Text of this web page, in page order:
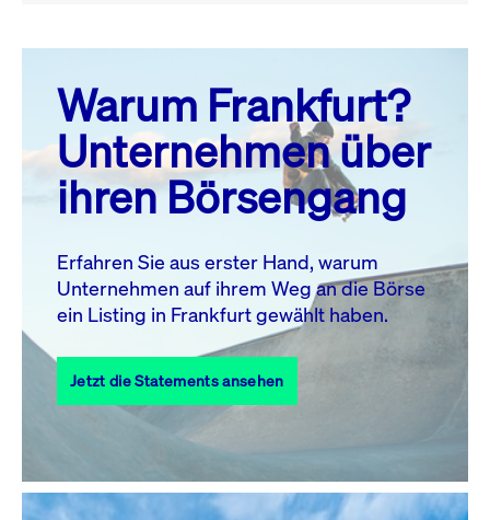
August 26
MO. DI. MI. DO. FR. SA. SO.
1
2
3
4 5 6 7 8
10 11 13 14
17
18 19 20 21 22
23
27 28
31
Alle Events
Warum Frankfurt?
Unternehmen über
ihren Börsengang
Erfahren Sie aus erster Hand, warum
Unternehmen auf ihrem Weg an die Börse
ein Listing in Frankfurt gewählt haben.
Jetzt die Statements ansehen